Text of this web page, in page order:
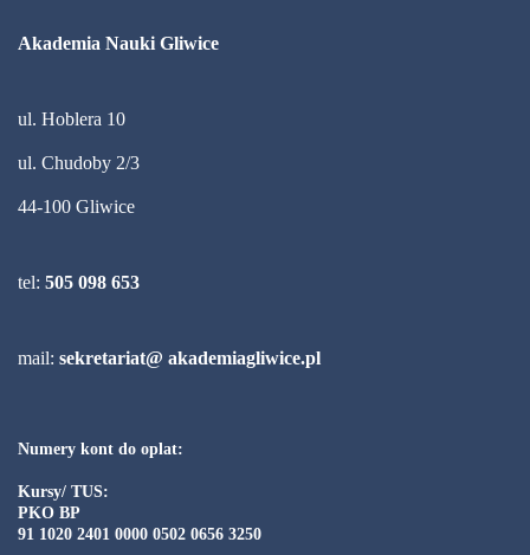
Akademia Nauki Gliwice
ul. Hoblera 10
ul. Chudoby 2/3
44-100 Gliwice
tel: 505 098 653
mail: sekretariat@ akademiagliwice.pl
Numery kont do oplat:
Kursy/ TUS:
PKO BP
91 1020 2401 0000 0502 0656 3250